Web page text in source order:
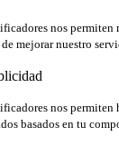
nos
mejorar nuestro
nos permiten
basados en tu